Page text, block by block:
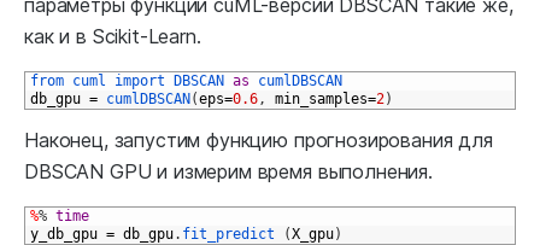
параметры функции cuML-версии DBSCAN такие же,
как и в Scikit-Learn.
from cuml import DBSCAN as
cumlDBSCAN
db_gpu = cumlDBSCAN (eps=0.6, min_samples=2)
Наконец, запустим функцию прогнозирования для
DBSCAN GPU и измерим время выполнения.
%% time
y_db_gpu = db_gpu. fit_predict (X_gpu)